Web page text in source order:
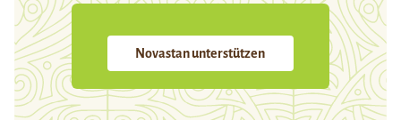
Novastan unterstützen